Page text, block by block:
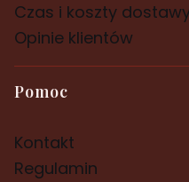
Czas i koszty
Opinie klientów
Pomoc
Kontakt
Regulamin